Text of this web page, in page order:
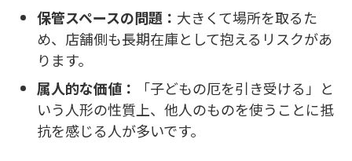
保管スペースの問題： 大きくて場所を取るた
め、店舗側も長期在庫として抱えるリスクがあ
ります。
属人的な価値：
「子どもの厄を引き受ける」と
いう人形の性質上、他人のものを使うことに抵
抗を感じる人が多いです。